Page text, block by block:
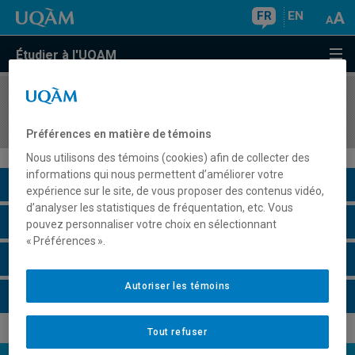
FR EN
Étudier à l'UQAM
COURS//
Description du cours
Horaire - Été 2026
Préférences en matière de témoins
Nous utilisons des témoins (cookies) afin de collecter des
informations qui nous permettent d’améliorer votre
expérience sur le site, de vous proposer des contenus vidéo,
d’analyser les statistiques de fréquentation, etc. Vous
pouvez personnaliser votre choix en sélectionnant
« Préférences ».
Tout refuser
Autoriser les témoins